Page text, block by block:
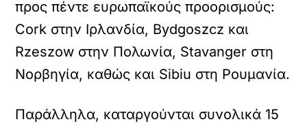
προς πέντε ευρωπαϊκούς προορισμούς:
Cork στην Ιρλανδία, Bydgoszcz και
Rzeszow στην Πολωνία, Stavanger στη
Νορβηγία, καθώς και Sibiu στη Ρουμανία.
Παράλληλα, καταργούνται συνολικά 15